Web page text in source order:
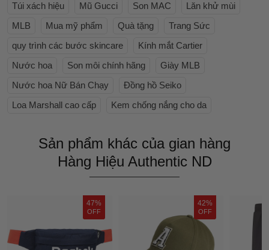
Túi xách hiệu
Mũ Gucci Son MAC
Lăn khử mùi
MLB
Mua mỹ phẩm Quà tặng
Trang Sức
quy trình các bước skincare
Kính mắt Cartier
Nước hoa
Son môi chính hãng
Giày MLB
Nước hoa Nữ Bán Chạy
Đồng hồ Seiko
Loa Marshall cao cấp
Kem chống nắng cho da
Sản phẩm khác của gian hàng
Hàng Hiệu Authentic ND
47%
OFF
42%
OFF